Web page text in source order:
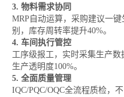
3. 物料需求协同
MRP自动运算，采购建议一
别，库存周转率提升40%。
4. 车间执行管控
工序级报工，实时采集生产数
生产透明度100%。
5. 全面质量管理
IQC/PQC/OQC全流程质检，